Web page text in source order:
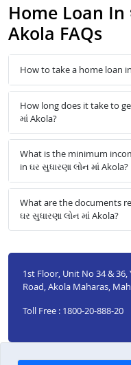
Home Loan In
Akola FAQs
How to take a home loan
How long does it take to
માં Akola?
What is the minimum
in ઘર સુધારણા લોન માં Akola?
What are the documents
ઘર સુધારણા લોન માં Akola?
1st Floor, Unit No 34 &
Road, Akola Maharas,
Toll Free : 1800-20-888-20